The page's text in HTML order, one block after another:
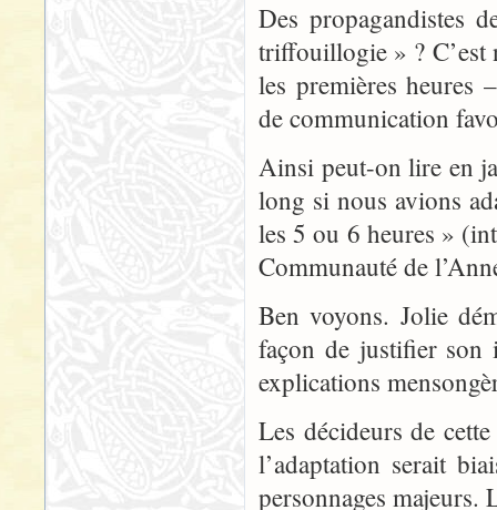
Des propagandistes
triffouillogie » ? C’est
les premières heures
de communication
Ainsi peut-on lire en
long si nous avions
les 5 ou 6 heures »
Communauté de
Ben voyons. Jolie
façon de justifier son
explications
Les décideurs de
l’adaptation serait
personnages majeurs.